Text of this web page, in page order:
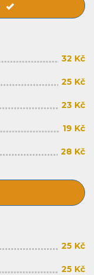
32 Kč
25 Kč
23 Kč
19 Kč
28 Kč
25 Kč
25 Kč